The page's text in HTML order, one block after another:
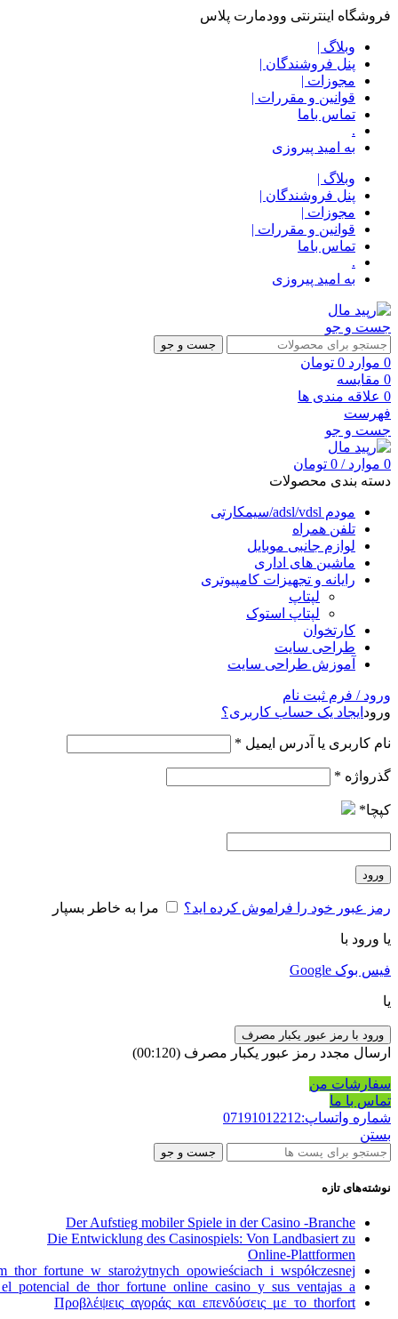
فروشگاه اینترنتی وودمارت پلاس
وبلاگ |
پنل فروشندگان |
مجوزات |
قوانین و مقررات |
تماس باما
.
به امید پیروزی
وبلاگ |
پنل فروشندگان |
مجوزات |
قوانین و مقررات |
تماس باما
.
به امید پیروزی
جست و جو
جست و جو
0 موارد 0 تومان
0 مقایسه
0 علاقه مندی ها
فهرست
جست و جو
0 موارد /
0 تومان
دسته بندی محصولات
مودم adsl/vdsl/سیمکارتی
تلفن همراه
لوازم جانبی موبایل
ماشین های اداری
رایانه و تجهیزات کامپیوتری
لپتاپ
لپتاپ استوک
کارتخوان
طراحی سایت
آموزش طراحی سایت
ورود / فرم ثبت نام
ورود ایجاد یک حساب کاربری؟
نام کاربری یا آدرس ایمیل *
گذرواژه *
کپچا*
ورود
رمز عبور خود را فراموش کرده اید؟ مرا به خاطر بسپار
یا ورود با
فیس بوک Google
یا
ورود با رمز عبور یکبار مصرف
ارسال مجدد رمز عبور یکبار مصرف (00:
120
)
سفارشات من
تماس با ما
شماره واتساپ:07191012212
بستن
جست و جو
نوشته‌های تازه
Der Aufstieg mobiler Spiele in der Casino -Branche
Die Entwicklung des Casinospiels: Von Landbasiert zu
Online-Plattformen
Προβλέψεις_αγοράς_και_επενδύσεις_με_το_thorfort